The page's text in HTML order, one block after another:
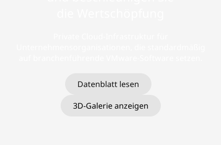
Datenblatt lesen
3D-Galerie anzeigen